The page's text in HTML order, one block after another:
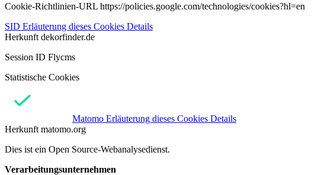
Cookie-Richtlinien-URL https://policies.google.com/technologies/cookies?hl=en
SID Erläuterung dieses Cookies Details
Herkunft dekorfinder.de
Session ID Flycms
Statistische Cookies
Matomo Erläuterung dieses Cookies Details
Herkunft matomo.org
Dies ist ein Open Source-Webanalysedienst.
Verarbeitungsunternehmen